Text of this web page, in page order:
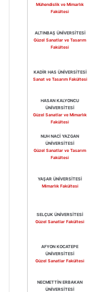
Mühendislik ve Mimarlık
Fakültesi
ALTINBAŞ ÜNİVERSİTESİ
Güzel Sanatlar ve Tasarım
Fakültesi
KADİR HAS ÜNİVERSİTESİ
Sanat ve Tasarım Fakültesi
HASAN KALYONCU
ÜNİVERSİTESİ
Güzel Sanatlar ve Mimarlık
Fakültesi
NUH NACİ YAZGAN
ÜNİVERSİTESİ
Güzel Sanatlar ve Tasarım
Fakültesi
YAŞAR ÜNİVERSİTESİ
Mimarlık Fakültesi
SELÇUK ÜNİVERSİTESİ
Güzel Sanatlar Fakültesi
AFYON KOCATEPE
ÜNİVERSİTESİ
Güzel Sanatlar Fakültesi
NECMETTİN ERBAKAN
ÜNİVERSİTESİ